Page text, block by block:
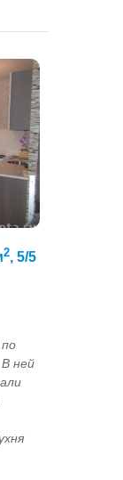
2, 5/5
ней